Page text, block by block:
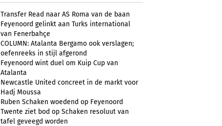
Transfer Read naar AS Roma van de baan
Feyenoord gelinkt aan Turks international
van Fenerbahçe
COLUMN: Atalanta Bergamo ook verslagen;
oefenreeks in stijl afgerond
Feyenoord wint duel om Kuip Cup van
Atalanta
Newcastle United concreet in de markt voor
Hadj Moussa
Ruben Schaken woedend op Feyenoord
Twente ziet bod op Schaken resoluut van
tafel geveegd worden